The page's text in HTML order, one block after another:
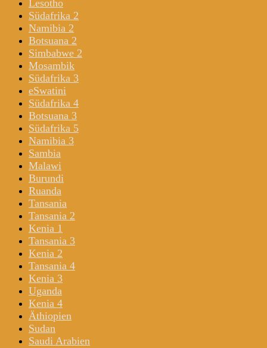
Lesotho
Südafrika 2
Namibia 2
Botsuana 2
Simbabwe 2
Mosambik
Südafrika 3
eSwatini
Südafrika 4
Botsuana 3
Südafrika 5
Namibia 3
Sambia
Malawi
Burundi
Ruanda
Tansania
Tansania 2
Kenia 1
Tansania 3
Kenia 2
Tansania 4
Kenia 3
Uganda
Kenia 4
Äthiopien
Sudan
Saudi Arabien